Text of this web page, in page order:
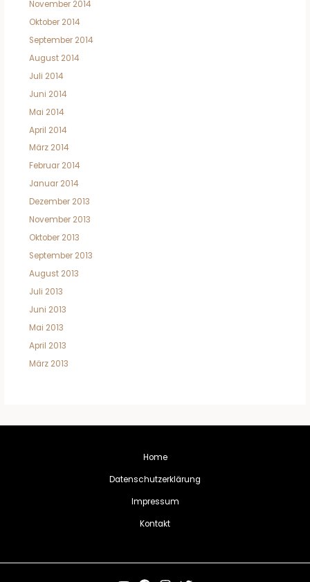
November 2014
Oktober 2014
September 2014
August 2014
Juli 2014
Juni 2014
Mai 2014
April 2014
März 2014
Februar 2014
Januar 2014
Dezember 2013
November 2013
Oktober 2013
September 2013
August 2013
Juli 2013
Juni 2013
Mai 2013
April 2013
März 2013
Home
Datenschutzerklärung
Impressum
Kontakt